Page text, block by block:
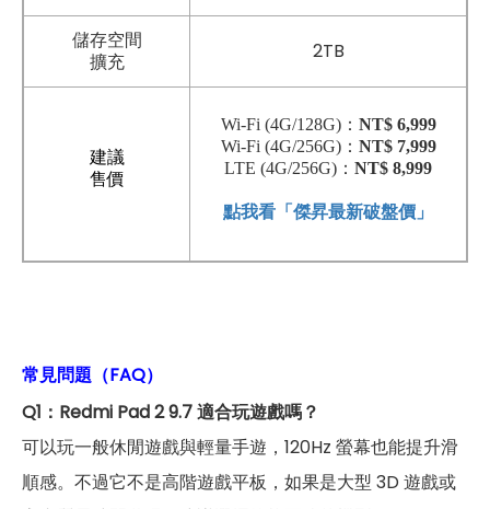
儲存空間
擴充
2TB
建議
售價
Wi-Fi (4G/128G)： NT$ 6,999
Wi-Fi (4G/256G)： NT$ 7,999
LTE (4G/256G)： NT$ 8,999
點我看「傑昇最新破盤價」
常見問題（FAQ）
Q1：Redmi Pad 2 9.7 適合玩遊戲嗎？
可以玩一般休閒遊戲與輕量手遊，120Hz 螢幕也能提升滑
順感。不過它不是高階遊戲平板，如果是大型 3D 遊戲或